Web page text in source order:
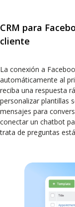
CRM para
cliente
La conexión a
automáticamente al
reciba una respuesta
personalizar plantillas
mensajes para
conectar un chatbot
trata de preguntas